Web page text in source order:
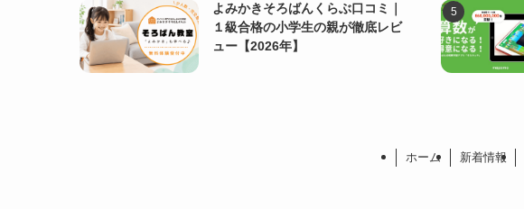
よみかきそろばんくらぶ口コミ｜
１級合格の小学生の親が徹底レビ
ュー【2026年】
ホーム 新着情報